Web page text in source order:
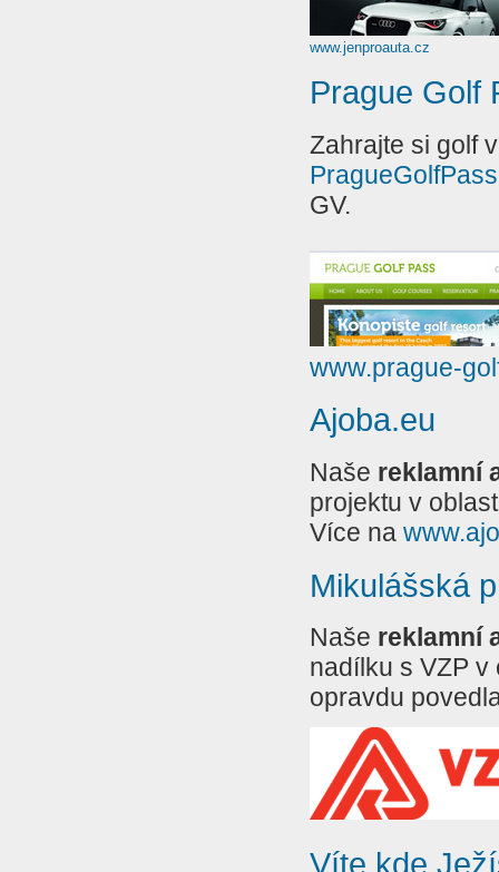
www.jenproauta.cz
Prague Golf
Zahrajte si golf
GV.
www.prague-
Ajoba.eu
Naše reklamní
projektu v
Více na
Mikulášská
Naše reklamní
nadílku s VZP v
opravdu
Víte kde